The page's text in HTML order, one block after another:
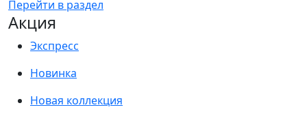
Перейти в раздел
Акция
Экспресс
Новинка
Новая коллекция